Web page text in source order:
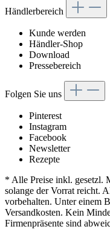
Händlerbereich
Kunde werden
Händler-Shop
Download
Pressebereich
Folgen Sie uns
Pinterest
Instagram
Facebook
Newsletter
Rezepte
* Alle Preise inkl. gesetzl.
solange der Vorrat reicht.
vorbehalten. Unter einem
Versandkosten. Kein
Firmenpräsente sind